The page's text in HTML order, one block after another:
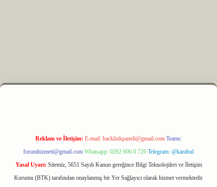
elexbet
Reklam ve İletişim: E-mail: backlinkpaneli@gmail.com Teams:
forumhizmeti@gmail.com Whatsapp: 0262 606 0 726 Telegram: @karabul
Yasal Uyarı: Sitemiz, 5651 Sayılı Kanun gereğince Bilgi Teknolojileri ve İletişim
Kurumu (BTK) tarafından onaylanmış bir Yer Sağlayıcı olarak hizmet vermektedir.